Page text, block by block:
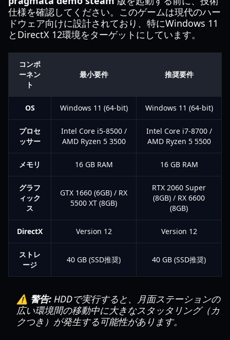
仕様を確認してください。このゲームは現代のハー
ドウェア向けに設計されており、特にWindows 11
とDirectX 12環境をターゲットにしています。
コンポ
ーネン
ト
最小要件 推奨要件
OS Windows 11 (64-bit) Windows 11 (64-bit)
プロセ
ッサー
Intel Core i5-8500 /
AMD Ryzen 5 3500
Intel Core i7-8700 /
AMD Ryzen 5 5500
メモリ 16 GB RAM 16 GB RAM
グラフ
ィック
ス
GTX 1660 (6GB) / RX
5500 XT (8GB)
RTX 2060 Super
(8GB) / RX 6600
(8GB)
DirectX Version 12 Version 12
ストレ
ージ
40 GB (SSD推奨) 40 GB (SSD推奨)
⚠️ 警告: HDDで実行すると、月面ステーションの
広い環境間の移動中に大きなスタッタリング（カ
クつき）が発生する可能性があります。